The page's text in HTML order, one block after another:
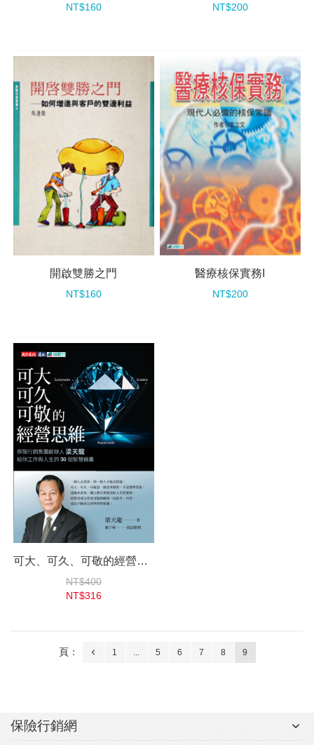
NT$160 NT$200
開啟雙勝之門
NT$160
醫療核保實務I
NT$200
可大、可久、可敬的經營思維
NT$400
NT$316
頁： 1 ... 5 6 7 8 9
保險行銷網